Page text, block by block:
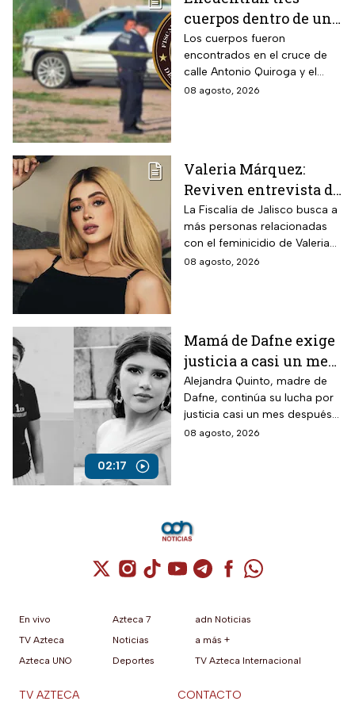
cuerpos dentro de una
camioneta de lujo en
Hermosillo;
investigan posible
riña
Los cuerpos fueron
encontrados en el cruce de
calle Antonio Quiroga y el
Boulevard Camino del Serie
08 agosto, 2026
Valeria Márquez:
Reviven entrevista de
Vivian de la torre en
donde se deslindó del
feminicidio de su
amiga
La Fiscalía de Jalisco busca a
más personas relacionadas
con el feminicidio de Valeria
Márquez, mientras vuelve a
08 agosto, 2026
02:17
Mamá de Dafne exige
justicia a casi un mes
de la muerte de su hija
Alejandra Quinto, madre de
Dafne, continúa su lucha por
justicia casi un mes después
del fallecimiento de su hija.
08 agosto, 2026
Cuenta de X / Twitter (se abre en una
Cuenta de Instagram (se abre en una
Cuenta de TikTok (se abre en
Cuenta de YouTube (se abre
Cuenta de Telegram (se
Cuenta de
Cuenta de
En vivo
TV Azteca
Azteca UNO
Azteca 7
Noticias
Deportes
adn Noticias
a más +
TV Azteca Internacional
TV AZTECA CONTACTO